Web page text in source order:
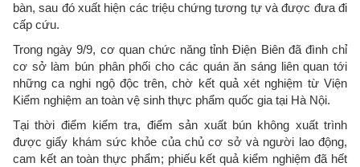
bàn, sau đó xuất hiện các triệu chứng tương tự và được đưa đi
cấp cứu.
Trong ngày 9/9, cơ quan chức năng tỉnh Điện Biên đã đình chỉ
cơ sở làm bún phân phối cho các quán ăn sáng liên quan tới
những ca nghi ngộ độc trên, chờ kết quả xét nghiệm từ Viện
Kiểm nghiệm an toàn vệ sinh thực phẩm quốc gia tại Hà Nội.
Tại thời điểm kiểm tra, điểm sản xuất bún không xuất trình
được giấy khám sức khỏe của chủ cơ sở và người lao động,
cam kết an toàn thực phẩm; phiếu kết quả kiểm nghiệm đã hết